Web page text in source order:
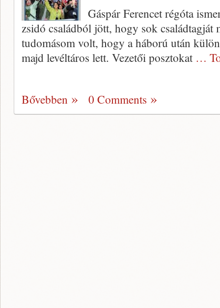
Gáspár Ferencet régóta
zsidó családból jött, hogy sok családtagját
tudomásom volt, hogy a háború után
majd levéltáros lett. Vezetői posztokat …
Bővebben 0 Comments